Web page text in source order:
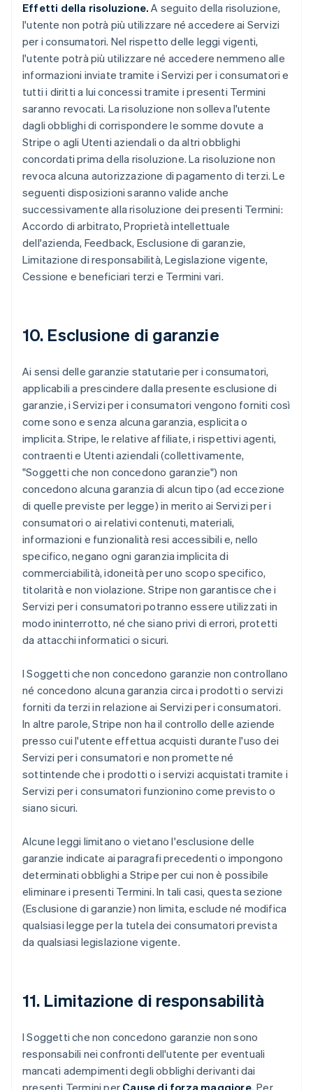
Effetti della risoluzione. A seguito della risoluzione,
l'utente non potrà più utilizzare né accedere ai Servizi
per i consumatori. Nel rispetto delle leggi vigenti,
l'utente potrà più utilizzare né accedere nemmeno alle
informazioni inviate tramite i Servizi per i consumatori e
tutti i diritti a lui concessi tramite i presenti Termini
saranno revocati. La risoluzione non solleva l'utente
dagli obblighi di corrispondere le somme dovute a
Stripe o agli Utenti aziendali o da altri obblighi
concordati prima della risoluzione. La risoluzione non
revoca alcuna autorizzazione di pagamento di terzi. Le
seguenti disposizioni saranno valide anche
successivamente alla risoluzione dei presenti Termini:
Accordo di arbitrato, Proprietà intellettuale
dell'azienda, Feedback, Esclusione di garanzie,
Limitazione di responsabilità, Legislazione vigente,
Cessione e beneficiari terzi e Termini vari.
10. Esclusione di garanzie
Ai sensi delle garanzie statutarie per i consumatori,
applicabili a prescindere dalla presente esclusione di
garanzie, i Servizi per i consumatori vengono forniti così
come sono e senza alcuna garanzia, esplicita o
implicita. Stripe, le relative affiliate, i rispettivi agenti,
contraenti e Utenti aziendali (collettivamente,
"Soggetti che non concedono garanzie") non
concedono alcuna garanzia di alcun tipo (ad eccezione
di quelle previste per legge) in merito ai Servizi per i
consumatori o ai relativi contenuti, materiali,
informazioni e funzionalità resi accessibili e, nello
specifico, negano ogni garanzia implicita di
commerciabilità, idoneità per uno scopo specifico,
titolarità e non violazione. Stripe non garantisce che i
Servizi per i consumatori potranno essere utilizzati in
modo ininterrotto, né che siano privi di errori, protetti
da attacchi informatici o sicuri.
I Soggetti che non concedono garanzie non controllano
né concedono alcuna garanzia circa i prodotti o servizi
forniti da terzi in relazione ai Servizi per i consumatori.
In altre parole, Stripe non ha il controllo delle aziende
presso cui l'utente effettua acquisti durante l'uso dei
Servizi per i consumatori e non promette né
sottintende che i prodotti o i servizi acquistati tramite i
Servizi per i consumatori funzionino come previsto o
siano sicuri.
Alcune leggi limitano o vietano l'esclusione delle
garanzie indicate ai paragrafi precedenti o impongono
determinati obblighi a Stripe per cui non è possibile
eliminare i presenti Termini. In tali casi, questa sezione
(Esclusione di garanzie) non limita, esclude né modifica
qualsiasi legge per la tutela dei consumatori prevista
da qualsiasi legislazione vigente.
11. Limitazione di responsabilità
I Soggetti che non concedono garanzie non sono
responsabili nei confronti dell'utente per eventuali
mancati adempimenti degli obblighi derivanti dai
presenti Termini per Cause di forza maggiore. Per